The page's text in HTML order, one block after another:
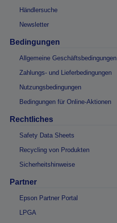
Händlersuche
Newsletter
Bedingungen
Allgemeine Geschäftsbedingungen
Zahlungs- und Lieferbedingungen
Nutzungsbedingungen
Bedingungen für Online-Aktionen
Rechtliches
Safety Data Sheets
Recycling von Produkten
Sicherheitshinweise
Partner
Epson Partner Portal
LPGA